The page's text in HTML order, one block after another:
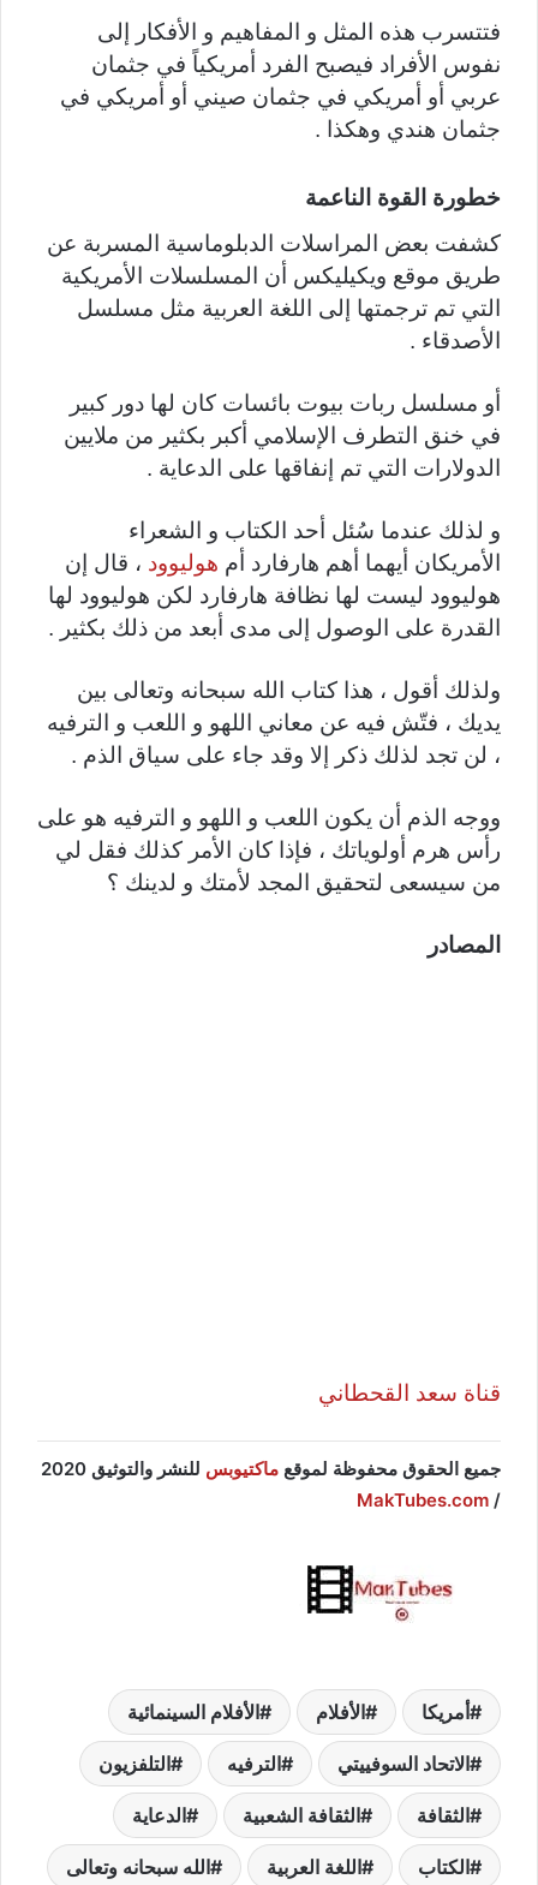
فتتسرب هذه المثل و المفاهيم و الأفكار إلى
نفوس الأفراد فيصبح الفرد أمريكياً في جثمان
عربي أو أمريكي في جثمان صيني أو أمريكي في
جثمان هندي وهكذا .
خطورة القوة الناعمة
كشفت بعض المراسلات الدبلوماسية المسربة عن
طريق موقع ويكيليكس أن المسلسلات الأمريكية
التي تم ترجمتها إلى اللغة العربية مثل مسلسل
الأصدقاء .
أو مسلسل ربات بيوت بائسات كان لها دور كبير
في خنق التطرف الإسلامي أكبر بكثير من ملايين
الدولارات التي تم إنفاقها على الدعاية .
و لذلك عندما سُئل أحد الكتاب و الشعراء
الأمريكان أيهما أهم هارفارد أم هوليوود ، قال إن
هوليوود ليست لها نظافة هارفارد لكن هوليوود لها
القدرة على الوصول إلى مدى أبعد من ذلك بكثير .
ولذلك أقول ، هذا كتاب الله سبحانه وتعالى بين
يديك ، فتّش فيه عن معاني اللهو و اللعب و الترفيه
، لن تجد لذلك ذكر إلا وقد جاء على سياق الذم .
ووجه الذم أن يكون اللعب و اللهو و الترفيه هو على
رأس هرم أولوياتك ، فإذا كان الأمر كذلك فقل لي
من سيسعى لتحقيق المجد لأمتك و لدينك ؟
المصادر
قناة سعد القحطاني
جميع الحقوق محفوظة لموقع ماكتيوبس
للنشر والتوثيق 2020
/
MakTubes.com
أمريكا الأفلام الأفلام السينمائية
الاتحاد السوفييتي الترفيه التلفزيون
الثقافة الثقافة الشعبية الدعاية
الكتاب اللغة العربية الله سبحانه وتعالى